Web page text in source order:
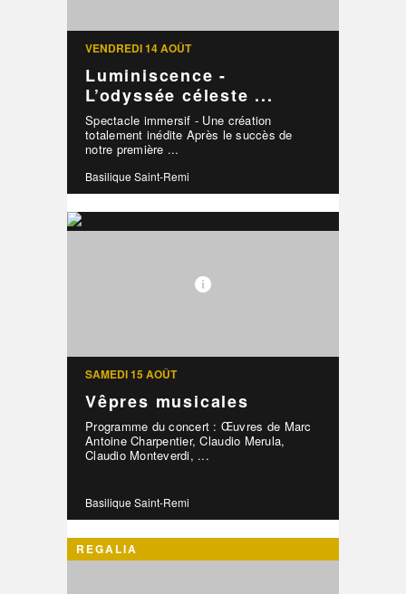
VENDREDI 14 AOÛT
Luminiscence -
L’odyssée céleste ...
Spectacle immersif - Une création
totalement inédite Après le succès de
notre première ...
Basilique Saint-Remi
SAMEDI 15 AOÛT
Vêpres musicales
Programme du concert : Œuvres de Marc
Antoine Charpentier, Claudio Merula,
Claudio Monteverdi, ...
Basilique Saint-Remi
REGALIA